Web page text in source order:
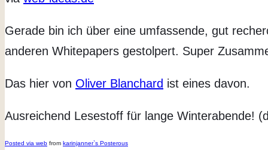
Gerade bin ich über eine umfassende, gut
anderen Whitepapers gestolpert. Super
Das hier von Oliver Blanchard ist eines davon.
Ausreichend Lesestoff für lange Winterabende!
Posted via web from karinjanner`s Posterous